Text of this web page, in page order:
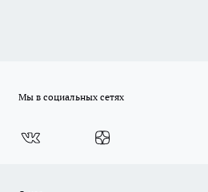
Мы в социальных сетях